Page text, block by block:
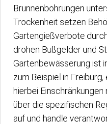
Brunnenbohrungen
Trockenheit setzen
Gartengießverbote
drohen Bußgelder und
Gartenbewässerung ist
zum Beispiel in
hierbei
über die spezifischen
auf und handle